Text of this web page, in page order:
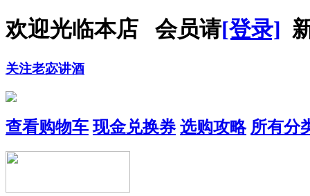
欢迎光临本店 会员请[登录]
关注老宓讲酒
查看购物车 现金兑换券 选购攻略 所有分